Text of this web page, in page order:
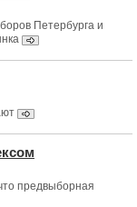
Петербурга и
предвыборная